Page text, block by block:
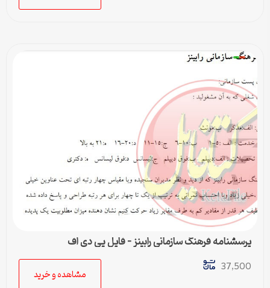
پرسشنامه فرهنگ سازمانی رابينز – فایل پی دی اف
37,500
مشاهده و خرید